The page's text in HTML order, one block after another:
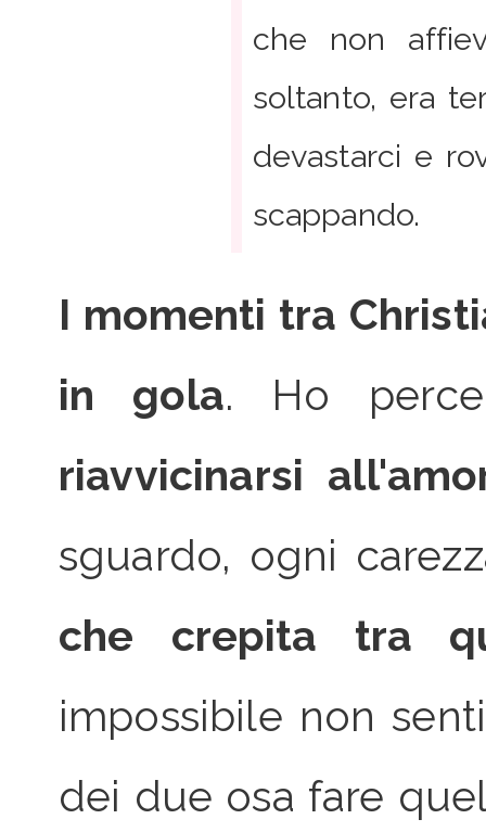
che non
soltanto, era
devastarci e
scappando.
I momenti tra
in gola. Ho
riavvicinarsi
sguardo, ogni
che crepita tra
impossibile non
dei due osa fare